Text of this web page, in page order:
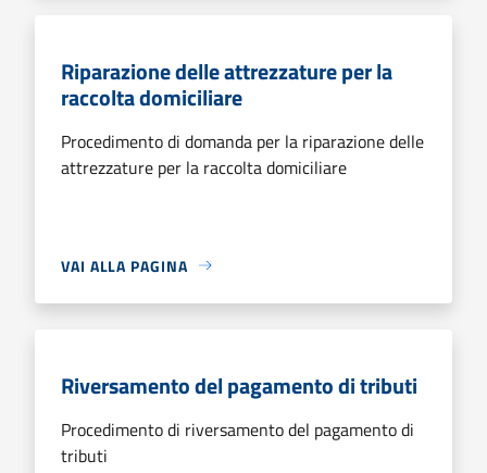
Riparazione delle attrezzature per la
raccolta domiciliare
Procedimento di domanda per la riparazione delle
attrezzature per la raccolta domiciliare
VAI ALLA PAGINA
Riversamento del pagamento di tributi
Procedimento di riversamento del pagamento di
tributi